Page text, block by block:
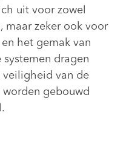
uit voor zowel
maar zeker ook voor
het gemak van
dragen
veiligheid van de
gebouwd